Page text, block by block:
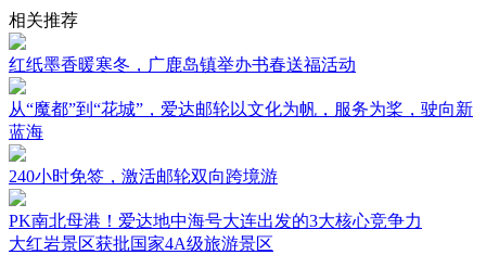
相关推荐
红纸墨香暖寒冬，广鹿岛镇举办书春送福活动
从“魔都”到“花城”，爱达邮轮以文化为帆，服务为桨，驶向新
蓝海
240小时免签，激活邮轮双向跨境游
PK南北母港！爱达地中海号大连出发的3大核心竞争力
大红岩景区获批国家4A级旅游景区